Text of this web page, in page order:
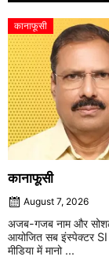
कानाफूसी
कानाफूसी
August 7, 2026
अजब-गजब नाम और सोशल
आयोजित सब इंस्पेक्टर SI
मीडिया में मानो ...